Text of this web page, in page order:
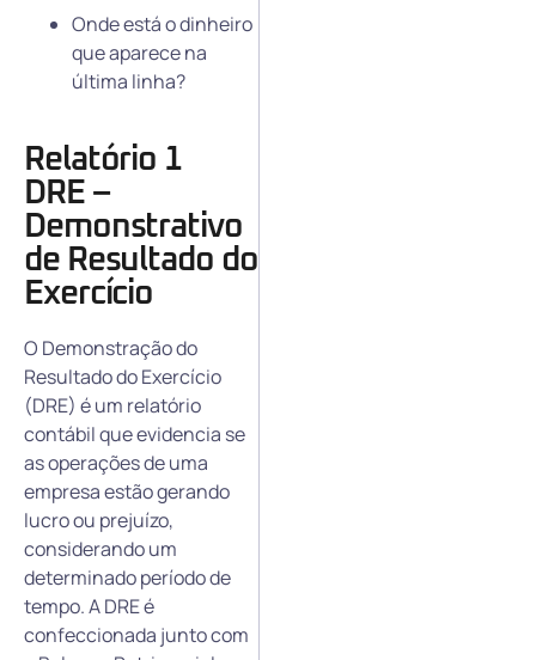
Onde está o dinheiro
que aparece na
última linha?
Relatório 1
DRE –
Demonstrativo
de Resultado do
Exercício
O Demonstração do
Resultado do Exercício
(DRE) é um relatório
contábil que evidencia se
as operações de uma
empresa estão gerando
lucro ou prejuízo,
considerando um
determinado período de
tempo. A DRE é
confeccionada junto com